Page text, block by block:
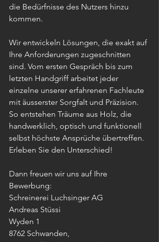
die Bedürfnisse des Nutzers hinzu
kommen.
Wir entwickeln Lösungen, die exakt auf
Ihre Anforderungen zugeschnitten
sind. Vom ersten Gespräch bis zum
letzten Handgriff arbeitet jeder
einzelne unserer erfahrenen Fachleute
mit äusserster Sorgfalt und Präzision.
So entstehen Träume aus Holz, die
handwerklich, optisch und funktionell
selbst höchste Ansprüche übertreffen.
Erleben Sie den Unterschied!
Dann freuen wir uns auf Ihre
Bewerbung:
Schreinerei Luchsinger AG
Andreas Stüssi
Wyden 1
8762 Schwanden,